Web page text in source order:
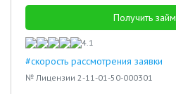
Получить займ
4.1
#скорость рассмотрения заявки
№ Лицензии 2-11-01-50-000301